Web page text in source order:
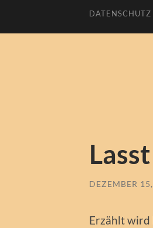
DEZEMBER
Erzählt wird